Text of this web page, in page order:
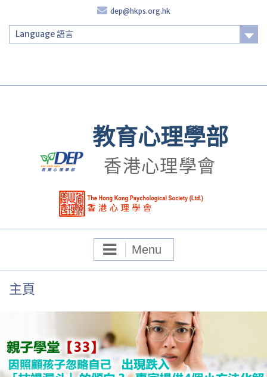
content
dep@hkps.org.hk
Language 語言
教育心理學部
香港心理學會
Menu
主頁